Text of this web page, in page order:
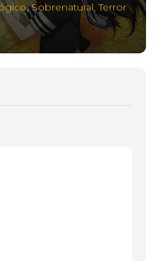
,Sobrenatural,Terror